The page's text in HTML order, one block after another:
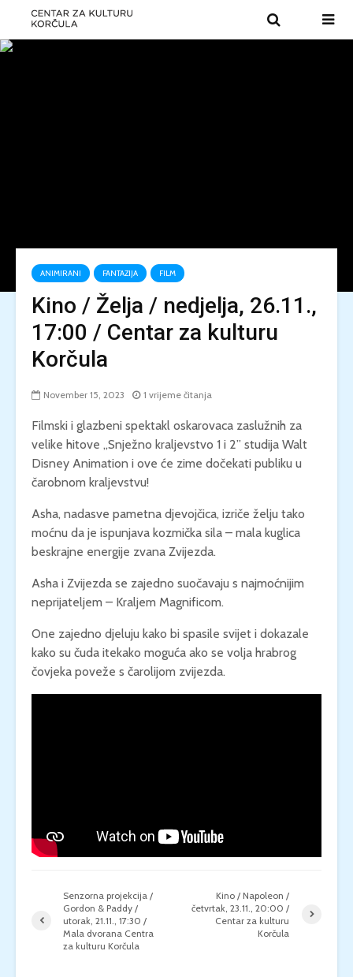
ANIMIRANI FANTAZIJA FILM
Kino / Želja / nedjelja, 26.11.,
17:00 / Centar za kulturu
Korčula
November 15, 2023 1 vrijeme čitanja
Filmski i glazbeni spektakl oskarovaca zaslužnih za
velike hitove „Snježno kraljevstvo 1 i 2” studija Walt
Disney Animation i ove će zime dočekati publiku u
čarobnom kraljevstvu!
Asha, nadasve pametna djevojčica, izriče želju tako
moćnu da je ispunjava kozmička sila – mala kuglica
beskrajne energije zvana Zvijezda.
Asha i Zvijezda se zajedno suočavaju s najmoćnijim
neprijateljem – Kraljem Magnificom.
One zajedno djeluju kako bi spasile svijet i dokazale
kako su čuda itekako moguća ako se volja hrabrog
čovjeka poveže s čarolijom zvijezda.
Senzorna projekcija /
Gordon & Paddy /
utorak, 21.11., 17:30 /
Mala dvorana Centra
za kulturu Korčula
Kino / Napoleon /
četvrtak, 23.11., 20:00 /
Centar za kulturu
Korčula